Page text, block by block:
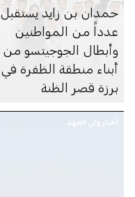
حمدان بن زايد يستقبل
عدداً من المواطنين
وأبطال الجوجيتسو من
أبناء منطقة الظفرة في
برزة قصر الظنة
أخبار ولي العهد